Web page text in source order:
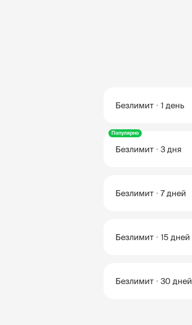
Безлимит 1 день
Популярно
Безлимит 3 дня
Безлимит 7 дней
Безлимит 15 дней
Безлимит 30 дней